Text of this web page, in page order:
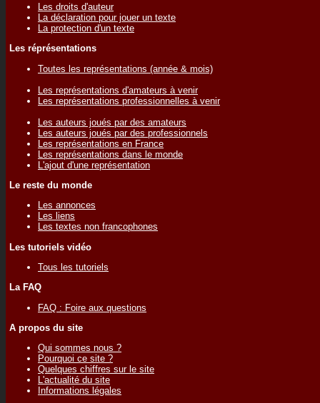
Les droits d'auteur
La déclaration pour jouer un texte
La protection d'un texte
Les réprésentations
Toutes les représentations (année & mois)
Les représentations d'amateurs à venir
Les représentations professionnelles à venir
Les auteurs joués par des amateurs
Les auteurs joués par des professionnels
Les représentations en France
Les représentations dans le monde
L'ajout d'une représentation
Le reste du monde
Les annonces
Les liens
Les textes non francophones
Les tutoriels vidéo
Tous les tutoriels
La FAQ
FAQ : Foire aux questions
A propos du site
Qui sommes nous ?
Pourquoi ce site ?
Quelques chiffres sur le site
L'actualité du site
Informations légales